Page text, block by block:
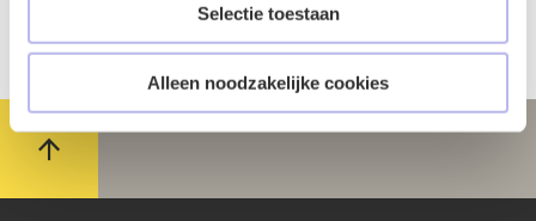
Selectie toestaan
Alleen noodzakelijke cookies